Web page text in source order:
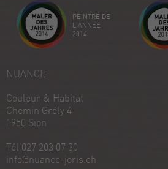
Créez votre propre sceau
Voir le profil
PEINTRE DE
L'ANNÉE
2014
NUANCE
Couleur & Habitat
Chemin Grély 4
1950 Sion
Tél 027 203 07 30
info@nuance-joris.ch